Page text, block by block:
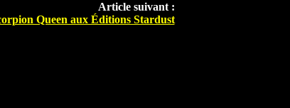
Article suivant :
Queen aux Éditions Stardust